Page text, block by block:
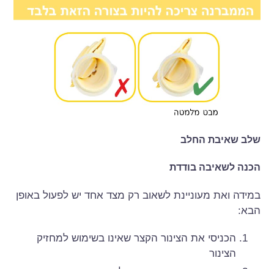
שלב שאיבת החלב
הכנה לשאיבה בודדת
במידה ואת מעוניינת לשאוב רק מצד אחד יש לפעול באופן
הבא:
הכניסי את הצינור הקצר שאינו בשימוש למחזיק
הצינור